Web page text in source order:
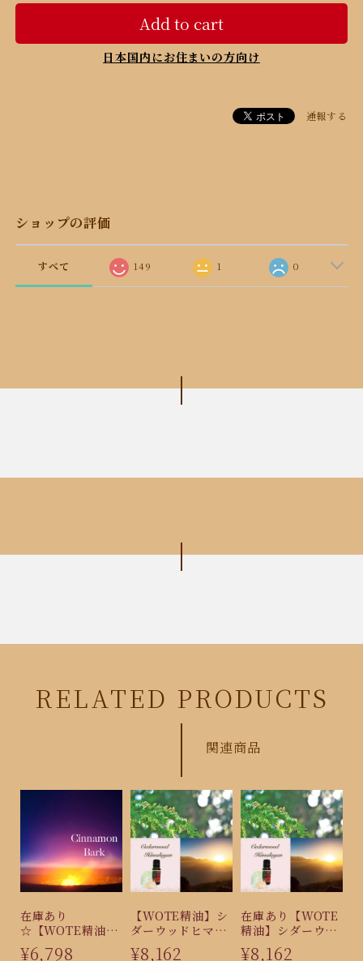
Add to cart
日本国内にお住まいの方向け
通報する
ショップの評価
すべて 149 1 0
RELATED PRODUCTS
関連商品
在庫あり
☆【WOTE精油】
シナモンバーグ
¥6,798
【WOTE精油】シ
ダーウッドヒマラ
ヤ（15ml）
¥8,162
在庫あり【WOTE
精油】シダーウッ
ドヒマラヤ
¥8,162